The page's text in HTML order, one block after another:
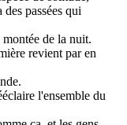
passées qui
de la nuit.
revient par en
l'ensemble du